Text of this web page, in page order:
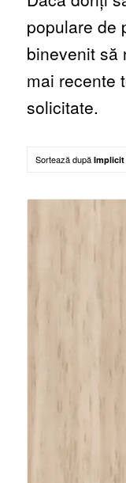
populare de
binevenit să
mai recente
solicitate.
Sortează după Implicit